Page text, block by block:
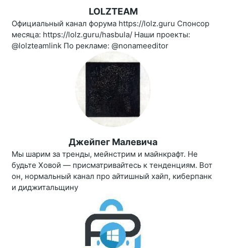
LOLZTEAM
Официальный канал форума https://lolz.guru Спонсор
месяца: https://lolz.guru/hasbula/ Наши проекты:
@lolzteamlink По рекламе: @nonameeditor
Джейпег Малевича
Мы шарим за тренды, мейнстрим и майнкрафт. Не
будьте Ховой — присматривайтесь к тенденциям. Вот
он, нормальный канал про айтишный хайп, киберпанк
и диджитальщину